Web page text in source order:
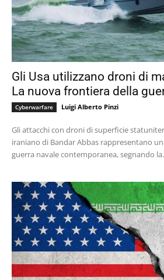
Gli Usa utilizzano droni di
La nuova frontiera della
Cyberwarfare Luigi Alberto Pinzi
Gli attacchi con droni di superficie
iraniano di Bandar Abbas rappresentano
guerra navale contemporanea, segnando